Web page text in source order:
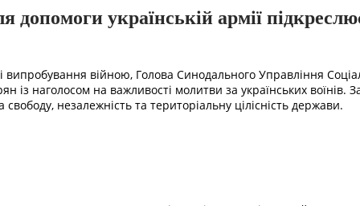
українській армії
війною, Голова Синодального Управління
із наголосом на важливості молитви за українських воїнів.
незалежність та територіальну цілісність держави.